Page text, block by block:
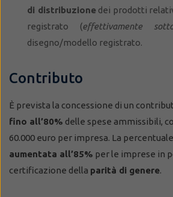
di distribuzionedei prodotti
registrato (effettivamente
disegno/modello registrato.
Contributo
È prevista la concessione di un
fino all’80% delle spese ammissibili,
60.000 euro per impresa. La
aumentata all’85% per le imprese in
certificazione della parità di genere.